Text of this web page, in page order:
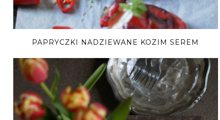
PAPRYCZKI NADZIEWANE KOZIM SEREM